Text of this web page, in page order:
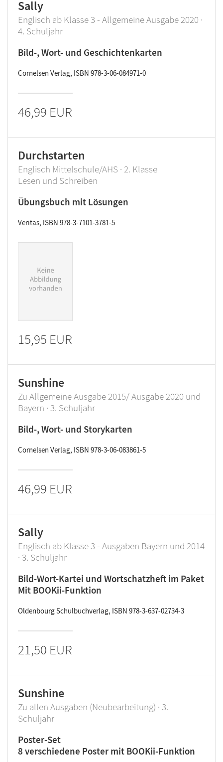
Sally
Englisch ab Klasse 3 - Allgemeine Ausgabe 2020 ·
4. Schuljahr
Bild-, Wort- und Geschichtenkarten
Cornelsen Verlag, ISBN 978-3-06-084971-0
46,99 EUR
Durchstarten
Englisch Mittelschule/AHS · 2. Klasse
Lesen und Schreiben
Übungsbuch mit Lösungen
Veritas, ISBN 978-3-7101-3781-5
15,95 EUR
Sunshine
Zu Allgemeine Ausgabe 2015/ Ausgabe 2020 und
Bayern · 3. Schuljahr
Bild-, Wort- und Storykarten
Cornelsen Verlag, ISBN 978-3-06-083861-5
46,99 EUR
Sally
Englisch ab Klasse 3 - Ausgaben Bayern und 2014
· 3. Schuljahr
Bild-Wort-Kartei und Wortschatzheft im Paket
Mit BOOKii-Funktion
Oldenbourg Schulbuchverlag, ISBN 978-3-637-02734-3
21,50 EUR
Sunshine
Zu allen Ausgaben (Neubearbeitung) · 3.
Schuljahr
Poster-Set
8 verschiedene Poster mit BOOKii-Funktion